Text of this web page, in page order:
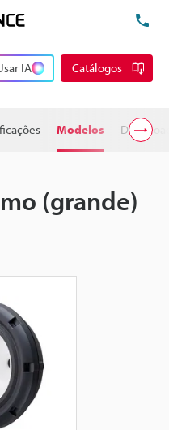
IA Catálogos
Modelos
(grande)